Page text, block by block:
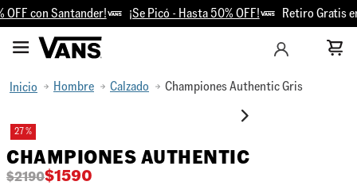
OFF con Santander! ¡Se Picó - Hasta 50% OFF! Retiro Gratis
Hombre Calzado Championes Authentic Gris
27 %
CHAMPIONES AUTHENTIC
$1590
$2190